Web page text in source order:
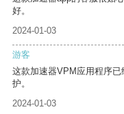
好。
2024-01-03
游客
这款加速器VPM应用程序
护。
2024-01-03